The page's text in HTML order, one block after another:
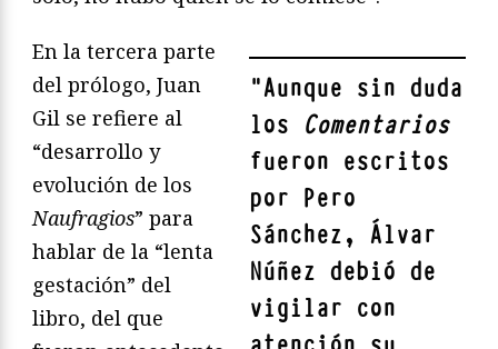
"Aunque sin duda
los Comentarios
fueron escritos
por Pero
Sánchez, Álvar
Núñez debió de
vigilar con
En la tercera parte
del prólogo, Juan
Gil se refiere al
“desarrollo y
evolución de los
Naufragios” para
hablar de la “lenta
gestación” del
libro, del que